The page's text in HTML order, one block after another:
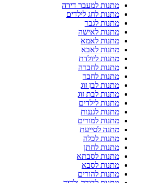
מתנות למעבר דירה
מתנות לחג לילדים
מתנות לגבר
מתנות לאישה
מתנות לאמא
מתנות לאבא
מתנות ליולדת
מתנות לחברה
מתנות לחבר
מתנות לבן זוג
מתנות לבת זוג
מתנות לילדים
מתנות לגננות
מתנות למורים
מתנה לסייעת
מתנות לכלה
מתנות לחתן
מתנות לסבתא
מתנות לסבא
מתנות להורים